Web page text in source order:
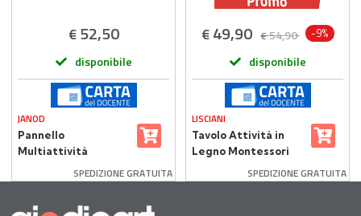
€ 52,50
disponibile
JANOD
Pannello
Multiattività
SPEDIZIONE GRATUITA
€ 49,90 €54,90 -9%
disponibile
LISCIANI
Tavolo Attività in
Legno Montessori
Anno
SPEDIZIONE GRATUITA